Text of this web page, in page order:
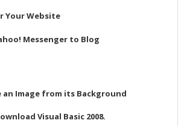
Your Website
Messenger to Blog
an Image from its Background
Visual Basic 2008.